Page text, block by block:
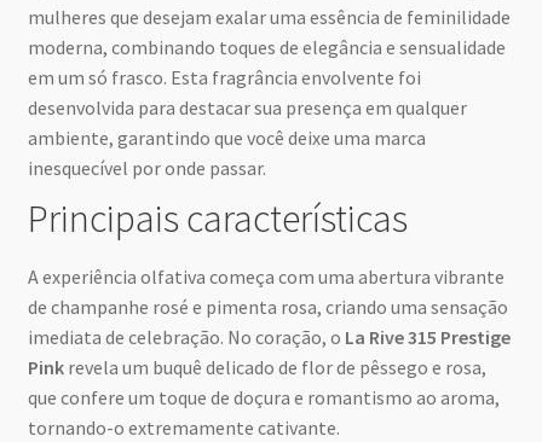
mulheres que desejam exalar uma essência de feminilidade
moderna, combinando toques de elegância e sensualidade
em um só frasco. Esta fragrância envolvente foi
desenvolvida para destacar sua presença em qualquer
ambiente, garantindo que você deixe uma marca
inesquecível por onde passar.
Principais características
A experiência olfativa começa com uma abertura vibrante
de champanhe rosé e pimenta rosa, criando uma sensação
imediata de celebração. No coração, o La Rive 315 Prestige
Pinkrevela um buquê delicado de flor de pêssego e rosa,
que confere um toque de doçura e romantismo ao aroma,
tornando-o extremamente cativante.